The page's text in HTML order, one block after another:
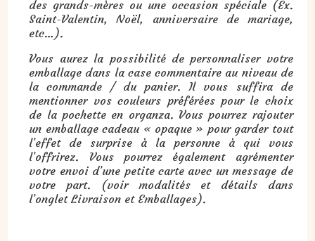
des grands-mères ou une occasion spéciale (Ex.
Saint-Valentin, Noël, anniversaire de mariage,
etc…).
Vous aurez la possibilité de personnaliser votre
emballage dans la case commentaire au niveau de
la commande / du panier. Il vous suffira de
mentionner vos couleurs préférées pour le choix
de la pochette en organza. Vous pourrez rajouter
un emballage cadeau « opaque » pour garder tout
l’effet de surprise à la personne à qui vous
l’offrirez. Vous pourrez également agrémenter
votre envoi d’une petite carte avec un message de
votre part. (voir modalités et détails dans
l’onglet Livraison et Emballages).